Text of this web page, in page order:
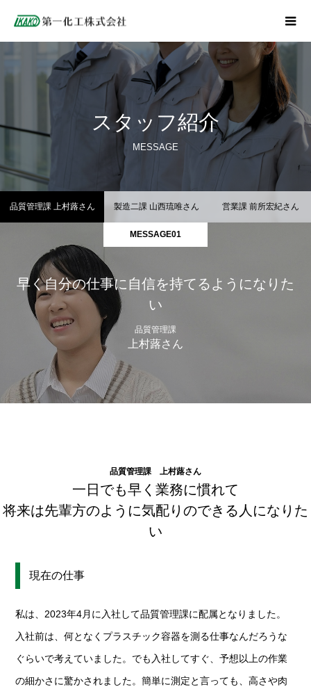
スタッフ紹介
MESSAGE
品質管理課 上村蕗さん 製造二課 山西琉唯さん 営業課 前所宏紀さん
MESSAGE01
早く自分の仕事に自信を持てるようになりた
い
品質管理課
上村蕗さん
品質管理課 上村蕗さん
一日でも早く業務に慣れて
将来は先輩方のように気配りのできる人になりた
い
現在の仕事
私は、2023年4月に入社して品質管理課に配属となりました。
入社前は、何となくプラスチック容器を測る仕事なんだろうな
ぐらいで考えていました。でも入社してすぐ、予想以上の作業
の細かさに驚かされました。簡単に測定と言っても、高さや肉